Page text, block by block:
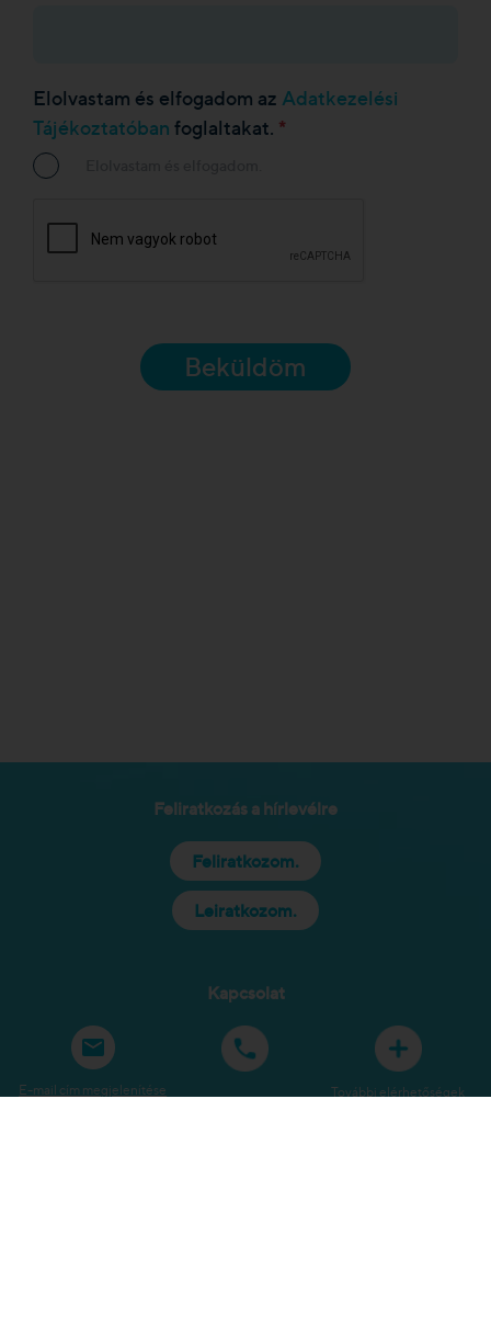
Elolvastam és elfogadom az Adatkezelési
Tájékoztatóban foglaltakat. *
Beküldöm
Feliratkozás a hírlevélre
Feliratkozom.
Leiratkozom.
Kapcsolat
E-mail cím megjelenítése További elérhetőségek